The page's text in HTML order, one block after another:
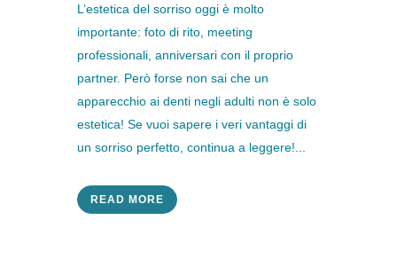
L’estetica del sorriso oggi è molto
importante: foto di rito, meeting
professionali, anniversari con il proprio
partner. Però forse non sai che un
apparecchio ai denti negli adulti non è solo
estetica! Se vuoi sapere i veri vantaggi di
un sorriso perfetto, continua a leggere!...
READ MORE